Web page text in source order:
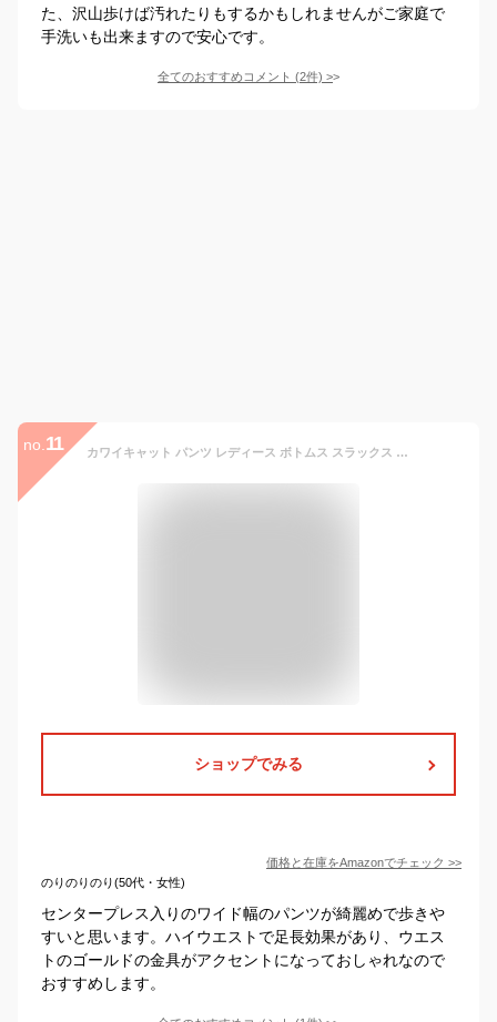
た、沢山歩けば汚れたりもするかもしれませんがご家庭で
手洗いも出来ますので安心です。
全てのおすすめコメント (2件) >
no. 11 カワイキャット パンツ レディース ボトムス スラックス ワイドパンツ センタープレス ロング丈 フレア ハイウエスト オフィス きれいめ 上品 フォーマル ビジネス おしゃれ 通勤 美脚 スーツ 春 秋 冬 黒 韓国服 韓国 to23421 (M, Black)
ショップでみる
価格と在庫をAmazonでチェック >>
のりのりのり(50代・女性)
センタープレス入りのワイド幅のパンツが綺麗めで歩きや
すいと思います。ハイウエストで足長効果があり、ウエス
トのゴールドの金具がアクセントになっておしゃれなので
おすすめします。